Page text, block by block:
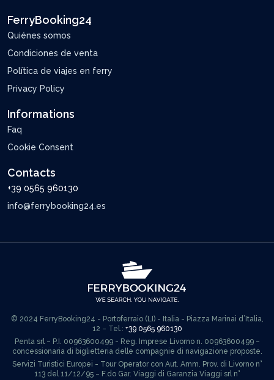
FerryBooking24
Quiénes somos
Condiciones de venta
Política de viajes en ferry
Privacy Policy
Informations
Faq
Cookie Consent
Contacts
+39 0565 960130
info@ferrybooking24.es
© 2024 FerryBooking24 - Portoferraio (LI) - Italia - Piazza Marinai d’Italia,
12 – Tel.: +39 0565 960130
Penta srl – P.I. 00963600499 - Reg. Imprese Livorno n. 00963600499 –
concessionaria di biglietteria delle compagnie di navigazione proposte.
Servizi Turistici Europei - Tour Operator con Aut. Amm. Prov. di Livorno n°
113 del 11/12/95 – F.do Gar. Viaggi di Garanzia Viaggi srl n°